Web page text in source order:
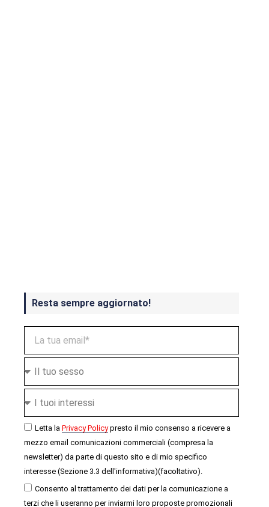
Resta sempre aggiornato!
Letta la Privacy Policypresto il mio consenso a ricevere a
mezzo email comunicazioni commerciali (compresa la
newsletter) da parte di questo sito e di mio specifico
interesse (Sezione 3.3 dell'informativa)(facoltativo).
Consento al trattamento dei dati per la comunicazione a
terzi che li useranno per inviarmi loro proposte promozionali